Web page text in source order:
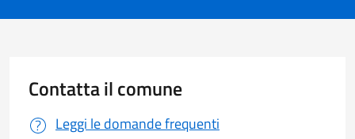
Contatta il comune
Leggi le domande frequenti